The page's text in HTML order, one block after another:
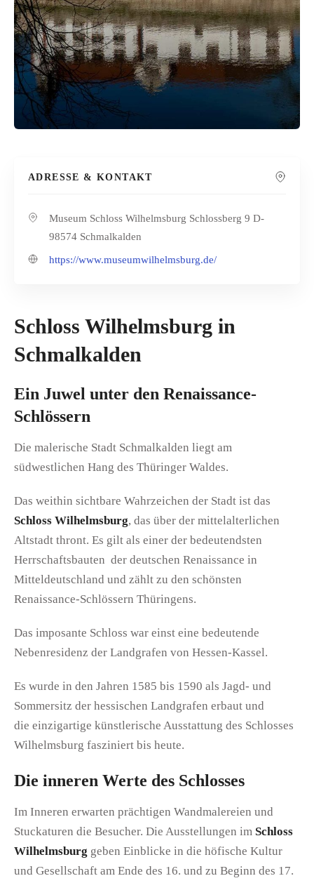
ADRESSE & KONTAKT
Museum Schloss Wilhelmsburg Schlossberg 9 D-
98574 Schmalkalden
https://www.museumwilhelmsburg.de/
Schloss Wilhelmsburg in
Schmalkalden
Ein Juwel unter den Renaissance-
Schlössern
Die malerische Stadt Schmalkalden liegt am
südwestlichen Hang des Thüringer Waldes.
Das weithin sichtbare Wahrzeichen der Stadt ist das
Schloss Wilhelmsburg, das über der mittelalterlichen
Altstadt thront. Es gilt als einer der bedeutendsten
Herrschaftsbauten der deutschen Renaissance in
Mitteldeutschland und zählt zu den schönsten
Renaissance-Schlössern Thüringens.
Das imposante Schloss war einst eine bedeutende
Nebenresidenz der Landgrafen von Hessen-Kassel.
Es wurde in den Jahren 1585 bis 1590 als Jagd- und
Sommersitz der hessischen Landgrafen erbaut und
die einzigartige künstlerische Ausstattung des Schlosses
Wilhelmsburg fasziniert bis heute.
Die inneren Werte des Schlosses
Im Inneren erwarten prächtigen Wandmalereien und
Stuckaturen die Besucher. Die Ausstellungen im Schloss
Wilhelmsburg geben Einblicke in die höfische Kultur
und Gesellschaft am Ende des 16. und zu Beginn des 17.